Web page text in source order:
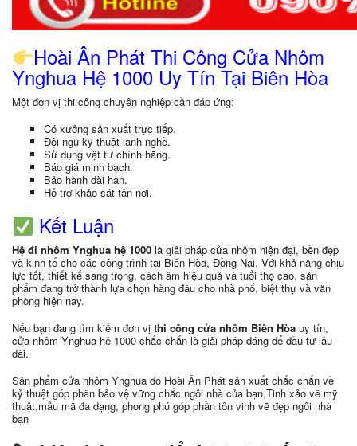
Hoài Ân Phát Thi Công Cửa Nhôm
Ynghua Hệ 1000 Uy Tín Tại Biên Hòa
Một đơn vị thi công chuyên nghiệp cần đáp ứng:
Có xưởng sản xuất trực tiếp.
Đội ngũ kỹ thuật lành nghề.
Sử dụng vật tư chính hãng.
Báo giá minh bạch.
Bảo hành dài hạn.
Hỗ trợ khảo sát tận nơi.
Kết Luận
Hệ đi nhôm Ynghua hệ 1000 là giải pháp cửa nhôm hiện đại, bền đẹp
và kinh tế cho các công trình tại Biên Hòa, Đồng Nai. Với khả năng chịu
lực tốt, thiết kế sang trọng, cách âm hiệu quả và tuổi thọ cao, sản
phẩm đang trở thành lựa chọn hàng đầu cho nhà phố, biệt thự và văn
phòng hiện nay.
Nếu bạn đang tìm kiếm đơn vị thi công cửa nhôm Biên Hòa uy tín,
cửa nhôm Ynghua hệ 1000 chắc chắn là giải pháp đáng để đầu tư lâu
dài.
Sản phẩm cửa nhôm Ynghua do Hoài Ân Phát sản xuất chắc chắn về
kỷ thuật góp phần bảo vệ vững chắc ngôi nhà của bạn,Tinh xảo về mỹ
thuật,mẫu mã đa dạng, phong phú góp phần tôn vinh vẽ đẹp ngôi nhà
bạn